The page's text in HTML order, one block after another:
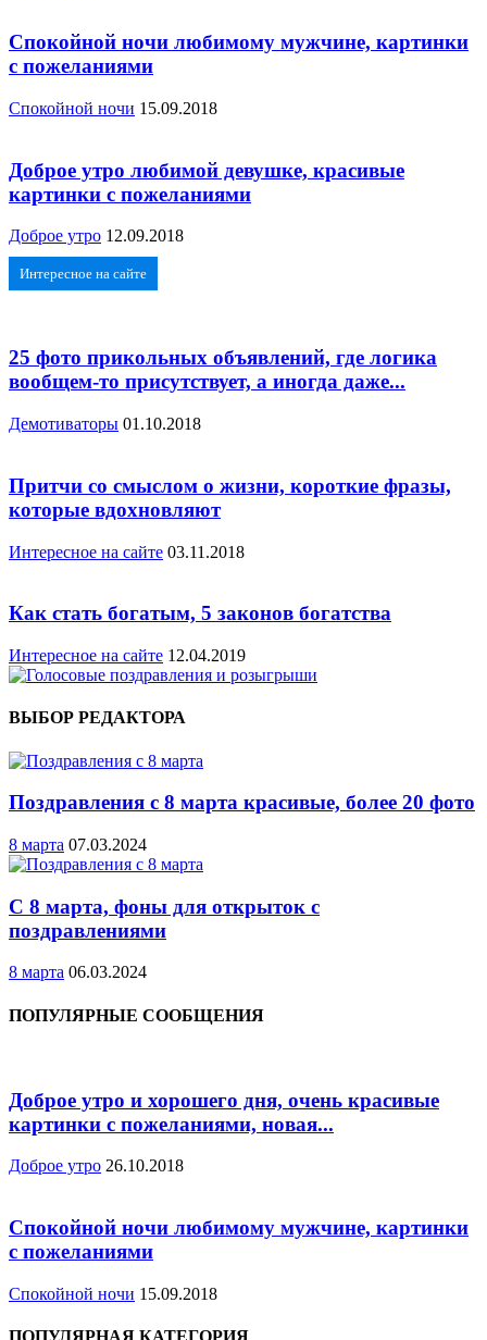
Спокойной ночи любимому мужчине, картинки
с пожеланиями
Спокойной ночи 15.09.2018
Доброе утро любимой девушке, красивые
картинки с пожеланиями
Доброе утро 12.09.2018
Интересное на сайте
25 фото прикольных объявлений, где логика
вообщем-то присутствует, а иногда даже...
Демотиваторы 01.10.2018
Притчи со смыслом о жизни, короткие фразы,
которые вдохновляют
Интересное на сайте 03.11.2018
Как стать богатым, 5 законов богатства
Интересное на сайте 12.04.2019
ВЫБОР РЕДАКТОРА
Поздравления с 8 марта красивые, более 20 фото
8 марта 07.03.2024
С 8 марта, фоны для открыток с
поздравлениями
8 марта 06.03.2024
ПОПУЛЯРНЫЕ СООБЩЕНИЯ
Доброе утро и хорошего дня, очень красивые
картинки с пожеланиями, новая...
Доброе утро 26.10.2018
Спокойной ночи любимому мужчине, картинки
с пожеланиями
Спокойной ночи 15.09.2018